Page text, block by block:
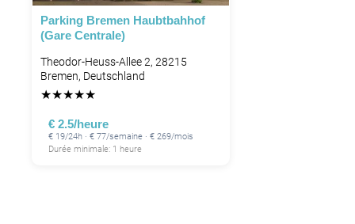
Parking Bremen Haubtbahhof
(Gare Centrale)
Theodor-Heuss-Allee 2, 28215
Bremen, Deutschland
★★★★★
€ 2.5/heure
€ 19/24h · € 77/semaine · € 269/mois
Durée minimale: 1 heure